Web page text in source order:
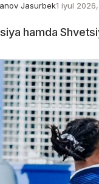
Jasurbek1 iyul
hamda